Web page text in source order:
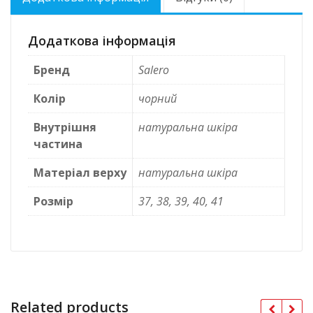
Додаткова інформація
Бренд
Salero
Колір
чорний
Внутрішня
частина
натуральна шкіра
Матеріал верху
натуральна шкіра
Розмір
37, 38, 39, 40, 41
Related products